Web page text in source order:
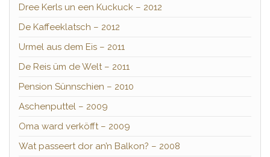
Dree Kerls un een Kuckuck – 2012
De Kaffeeklatsch – 2012
Urmel aus dem Eis – 2011
De Reis üm de Welt – 2011
Pension Sünnschien – 2010
Aschenputtel – 2009
Oma ward verköfft – 2009
Wat passeert dor an’n Balkon? – 2008